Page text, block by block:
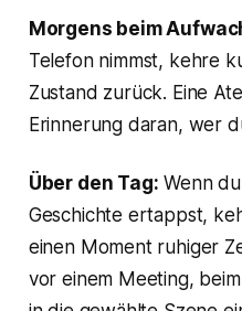
Morgens beim
Telefon nimmst, kehre
Zustand zurück. Eine
Erinnerung daran, wer
Über den Tag: Wenn
Geschichte ertappst,
einen Moment ruhiger
vor einem Meeting,